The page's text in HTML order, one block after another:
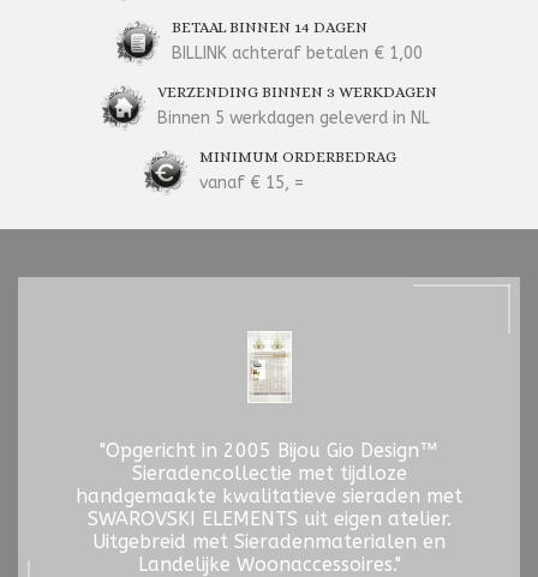
BETAAL BINNEN 14 DAGEN
BILLINK achteraf betalen € 1,00
VERZENDING BINNEN 3 WERKDAGEN
Binnen 5 werkdagen geleverd in NL
MINIMUM ORDERBEDRAG
vanaf € 15, =
"Opgericht in 2005 Bijou Gio Design™
Sieradencollectie met tijdloze
handgemaakte kwalitatieve sieraden met
SWAROVSKI ELEMENTS uit eigen atelier.
Uitgebreid met Sieradenmaterialen en
Landelijke Woonaccessoires."